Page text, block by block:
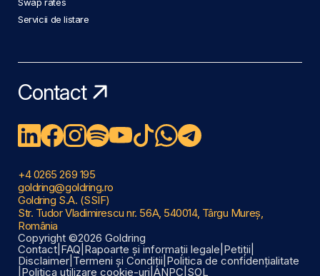
Servicii de listare
Contact
+4 0265 269 195
goldring@goldring.ro
Goldring S.A. (SSIF)
Str. Tudor Vladimirescu nr. 56A, 540014, Târgu Mureș,
România
Copyright ©2026 Goldring
Contact FAQ Rapoarte și informații legale Petiții
Disclaimer Termeni și Condiții Politica de confidențialitate
Politica utilizare cookie-uri ANPC SOL